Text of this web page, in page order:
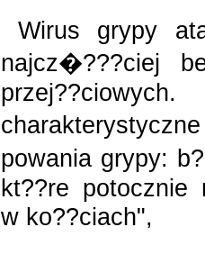
Wirus grypy
najcz�???ciej
powania grypy:
kt??re potocznie
w ko??ciach",